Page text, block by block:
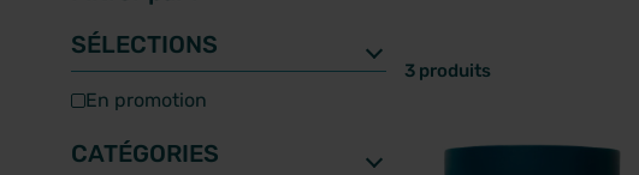
MARQUES
SÉLECTIONS
en promotion
CATÉGORIES
3 produits